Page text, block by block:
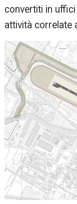
convertiti in
attività correlate